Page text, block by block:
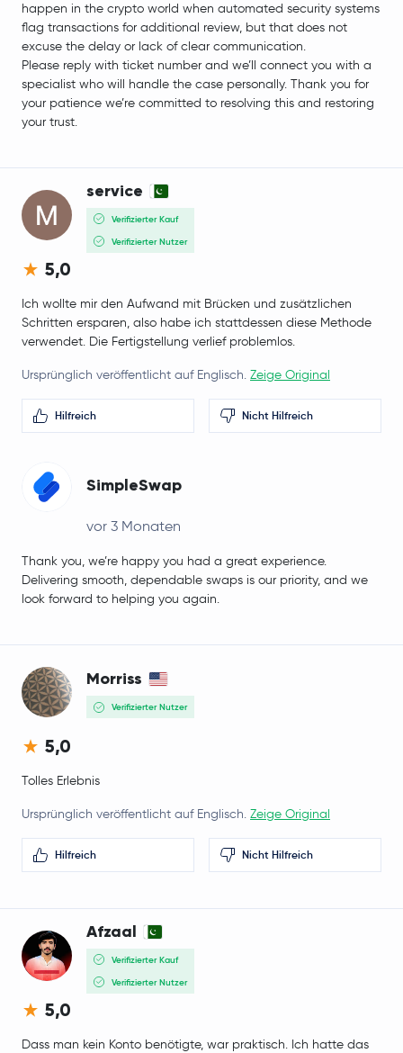
happen in the crypto world when automated security systems
flag transactions for additional review, but that does not
excuse the delay or lack of clear communication.
Please reply with ticket number and we’ll connect you with a
specialist who will handle the case personally. Thank you for
your patience we’re committed to resolving this and restoring
your trust.
service
Verifizierter Kauf
Verifizierter Nutzer
5,0
Ich wollte mir den Aufwand mit Brücken und zusätzlichen
Schritten ersparen, also habe ich stattdessen diese Methode
verwendet. Die Fertigstellung verlief problemlos.
Ursprünglich veröffentlicht auf Englisch. Zeige Original
Hilfreich Nicht Hilfreich
SimpleSwap
vor 3 Monaten
Thank you, we’re happy you had a great experience.
Delivering smooth, dependable swaps is our priority, and we
look forward to helping you again.
Morriss
Verifizierter Nutzer
5,0
Tolles Erlebnis
Ursprünglich veröffentlicht auf Englisch. Zeige Original
Hilfreich Nicht Hilfreich
Afzaal
Verifizierter Kauf
Verifizierter Nutzer
5,0
Dass man kein Konto benötigte, war praktisch. Ich hatte das